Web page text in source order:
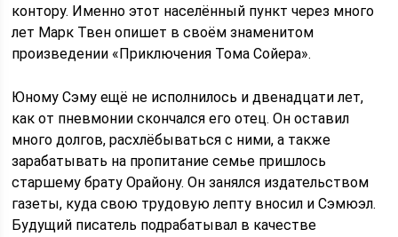
контору. Именно этот населённый пункт через много
лет Марк Твен опишет в своём знаменитом
произведении «Приключения Тома Сойера».
Юному Сэму ещё не исполнилось и двенадцати лет,
как от пневмонии скончался его отец. Он оставил
много долгов, расхлёбываться с ними, а также
зарабатывать на пропитание семье пришлось
старшему брату Орайону. Он занялся издательством
газеты, куда свою трудовую лепту вносил и Сэмюэл.
Будущий писатель подрабатывал в качестве